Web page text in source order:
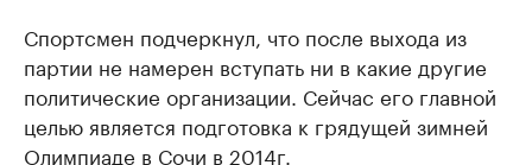
Спортсмен подчеркнул, что после выхода из
партии не намерен вступать ни в какие другие
политические организации. Сейчас его главной
целью является подготовка к грядущей зимней
Олимпиаде в Сочи в 2014г.